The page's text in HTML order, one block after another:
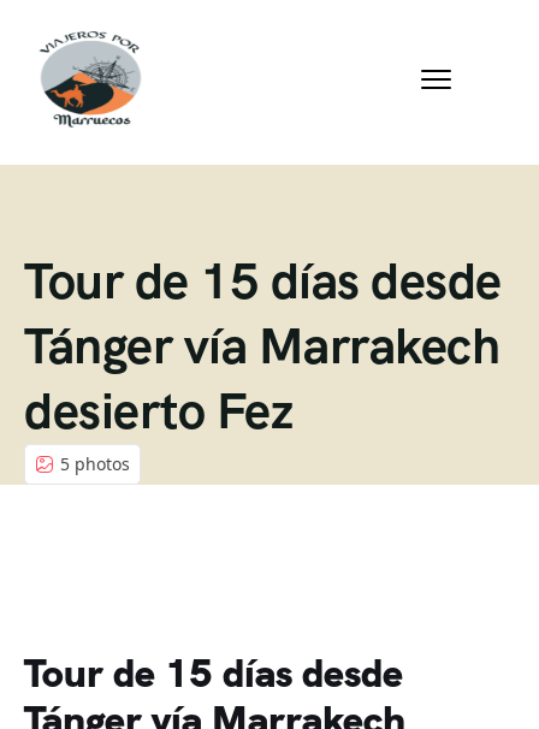
Tour de 15 días desde
Tánger vía Marrakech
desierto Fez
5 photos
Tour de 15 días desde